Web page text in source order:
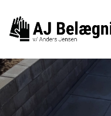
hovedindhold